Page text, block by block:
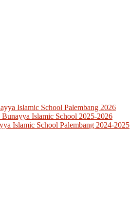
Islamic School Palembang 2026
Islamic School 2025-2026
Islamic School Palembang 2024-2025